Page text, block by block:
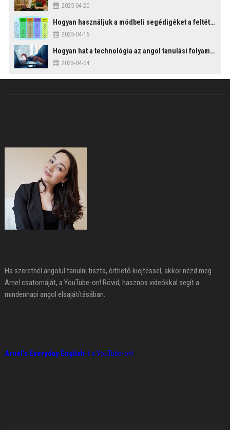
2025-04-20
Hogyan használjuk a módbeli segédigéket a feltételes mondatszerkezetekben?
2025-04-15
Hogyan hat a technológia az angol tanulási folyamatokra?
2025-04-04
Ha szeretnél angolul tanulni tiszta, érthető kiejtéssel, akkor nézd meg
Arnel csatornáját, a YouTube-on! Rövid, hasznos videókkal segít a
mindennapi angol elsajátításában.
Arnel's Everyday English-t a YouTube-on!